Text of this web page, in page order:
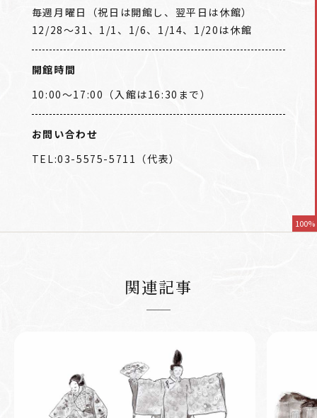
毎週月曜日（祝日は開館し、翌平日は休館）
12/28～31、1/1、1/6、1/14、1/20は休館
開館時間
10:00～17:00（入館は16:30まで）
お問い合わせ
TEL:03-5575-5711（代表）
100%
関連記事